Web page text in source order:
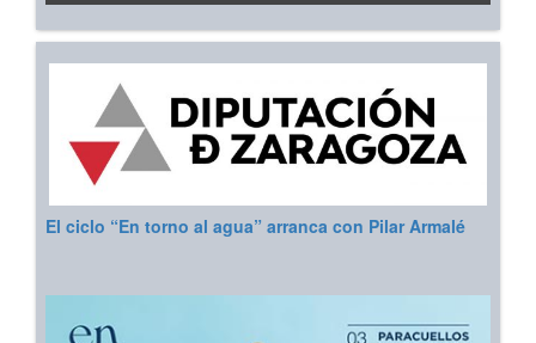
El ciclo “En torno al agua” arranca con Pilar Armalé